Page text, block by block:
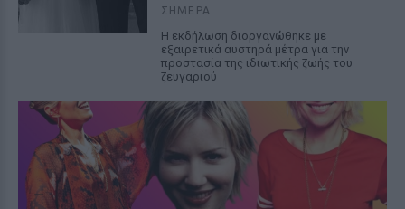
ΣΉΜΕΡΑ
Η εκδήλωση διοργανώθηκε με
εξαιρετικά αυστηρά μέτρα για την
προστασία της ιδιωτικής ζωής του
ζευγαριού